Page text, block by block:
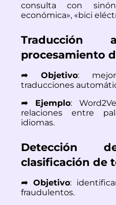
consulta con
económica», «bici
Traducción
procesamiento
➦ Objetivo:
traducciones
➦ Ejemplo:
relaciones entre
idiomas.
Detección
clasificación de
➦ Objetivo:
fraudulentos.